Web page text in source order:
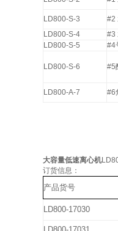
LD800-S-3
#2
LD800-S-4
#3
LD800-S-5
#4
LD800-S-6 #5
LD800-A-7 #6
大容量低速离心机
订货信息：
产品货号
LD800-17030